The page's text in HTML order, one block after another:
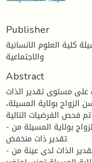
Publisher
كلية العلوم الانسانية
والاجتماعية
Abstract
على مستوى تقدير الذات
الزواج بولاية المسيلة،
فحص الفرضيات التالية:
- تعاني النساء المتأخرات عن سن الزواج بولاية المسيلة من
تقدير ذات منخفض.
- توجد فروق ذات دلالة احصائية في تقدير الذات لدى عينة من